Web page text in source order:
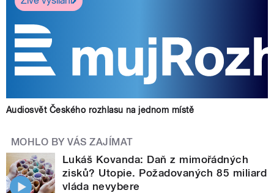
Audiosvět Českého rozhlasu na jednom místě
MOHLO BY VÁS ZAJÍMAT
Lukáš Kovanda: Daň z mimořádných
zisků? Utopie. Požadovaných 85 miliard
vláda nevybere